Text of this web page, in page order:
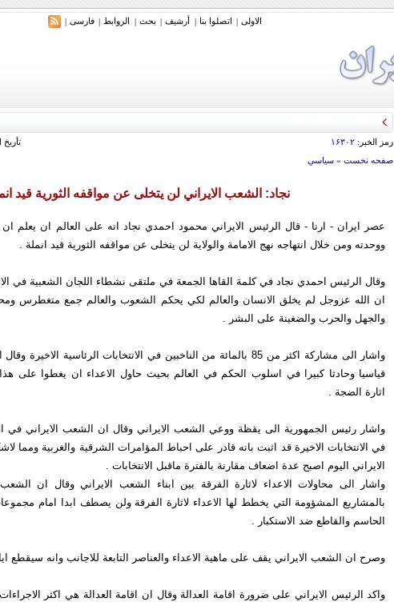
الاولی | اتصلوا بنا | أرشیف | بحث | الروابط | فارسی |
رمز الخبر: ۱۶۳۰۲ تأريخ
صفحه نخست» سياسي
نجاد: الشعب الايراني لن يتخلى عن مواقفه الثورية قيد
عصر ایران - ارنا - قال الرئيس الايراني محمود احمدي نجاد انه على العالم ان يعلم ان
ووحدته ومن خلال انتهاجه نهج الامامة والولاية لن يتخلى عن مواقفه الثورية قيد انملة .
وقال الرئيس احمدي نجاد في کلمة القاها الجمعة في ملتقى نشطاء اللجان الشعبية في
ان الله عزوجل لم يخلق الانسان والعالم لکي يحکم الشعوب والعالم جمع متغطرس
والجهل والحرب والضغينة على البشر .
واشار الى مشارکة اکثر من 85 بالمائة من الناخبين في الانتخابات الرئاسية
قياسيا وحادثا کبيرا في اسلوب الحکم في العالم بحيث حاول الاعداء ان يغطوا على هذا
اثارة الضجة .
واشار رئيس الجمهورية الى يقظة ووعي الشعب الايراني وقال ان الشعب الايراني في
في الانتخابات الاخيرة قد اثبت بانه قادر على احباط المؤامرات الشرقية والغربية ومما
الايراني اليوم اصبح عدة اضعاف مقارنة بالفترة ماقبل الانتخابات .
واشار الى محاولات الاعداء لاثارة الفرقة بين ابناء الشعب الايراني وقال ان
بالمشاريع المشؤومة التي يخطط لها الاعداء لاثارة الفرقة ولن يصطف ابدا امام
الحاسم والقاطع ضد الاستکبار .
وصرح ان الشعب الايراني يقف على ماهية الاعداء والعناصر التابعة للاجانب وانه سيقطع
واکد الرئيس الايراني على ضرورة اقامة العدالة وقال ان اقامة العدالة هي اکثر